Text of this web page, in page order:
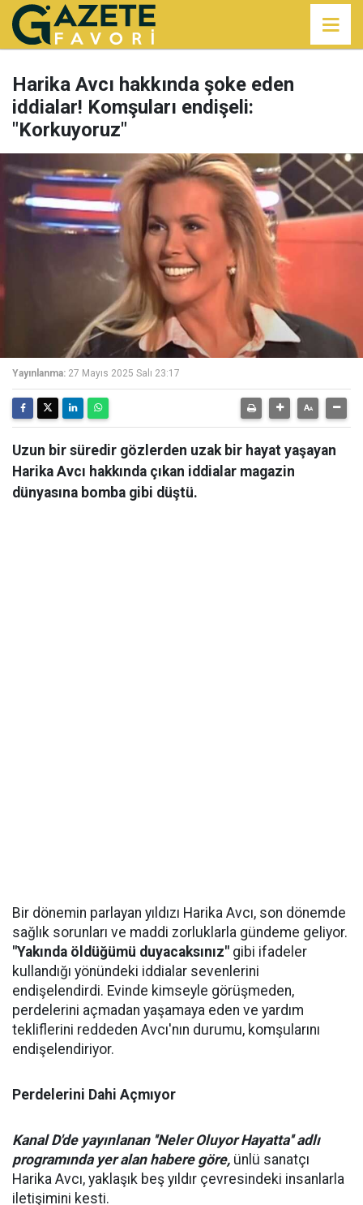
Harika Avcı hakkında şoke eden
iddialar! Komşuları endişeli:
"Korkuyoruz"
Yayınlanma: 27 Mayıs 2025 Salı 23:17
Uzun bir süredir gözlerden uzak bir hayat yaşayan
Harika Avcı hakkında çıkan iddialar magazin
dünyasına bomba gibi düştü.
Bir dönemin parlayan yıldızı Harika Avcı, son dönemde
sağlık sorunları ve maddi zorluklarla gündeme geliyor.
"Yakında öldüğümü duyacaksınız" gibi ifadeler
kullandığı yönündeki iddialar sevenlerini
endişelendirdi. Evinde kimseyle görüşmeden,
perdelerini açmadan yaşamaya eden ve yardım
tekliflerini reddeden Avcı'nın durumu, komşularını
endişelendiriyor.
Perdelerini Dahi Açmıyor
Kanal D'de yayınlanan ''Neler Oluyor Hayatta'' adlı
programında yer alan habere göre, ünlü sanatçı
Harika Avcı, yaklaşık beş yıldır çevresindeki insanlarla
iletişimini kesti.